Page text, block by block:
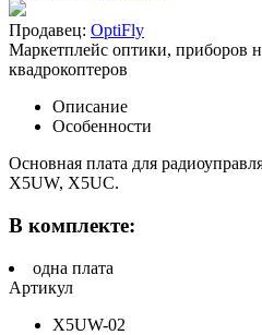
Продавец: OptiFly
Маркетплейс оптики, приборов
квадрокоптеров
Описание
Особенности
Основная плата для
X5UW, X5UC.
В комплекте:
одна плата
Артикул
X5UW-02